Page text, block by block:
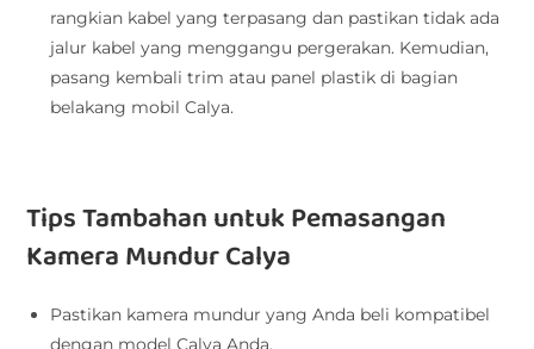
rangkian kabel yang terpasang dan pastikan tidak ada
jalur kabel yang menggangu pergerakan. Kemudian,
pasang kembali trim atau panel plastik di bagian
belakang mobil Calya.
Tips Tambahan untuk Pemasangan
Kamera Mundur Calya
Pastikan kamera mundur yang Anda beli kompatibel
dengan model Calya Anda.